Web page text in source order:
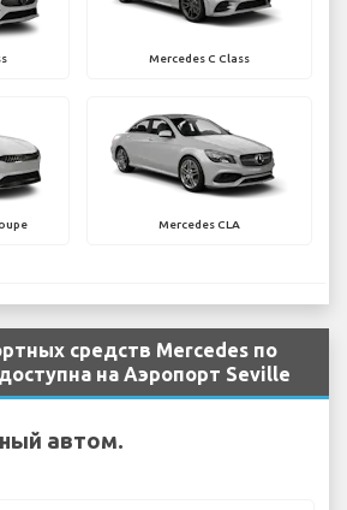
Mercedes C Class
Mercedes CLA
средств Mercedes по
на Аэропорт Seville
автом.